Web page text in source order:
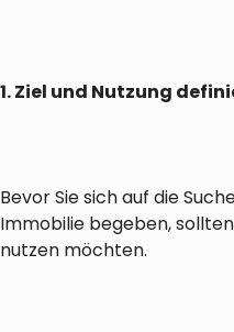
1. Ziel und Nutzung
Bevor Sie sich auf die
Immobilie begeben,
nutzen möchten.